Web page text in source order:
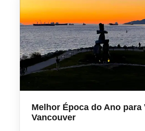
Melhor Época do Ano para
Vancouver